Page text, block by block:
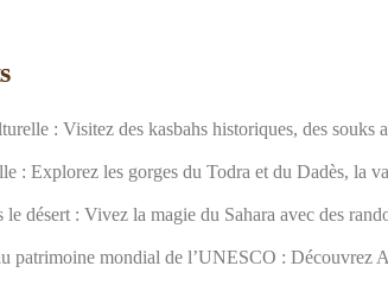
: Visitez des kasbahs historiques, des souks
: Explorez les gorges du Todra et du Dadès, la
le désert : Vivez la magie du Sahara avec des
patrimoine mondial de l’UNESCO : Découvrez